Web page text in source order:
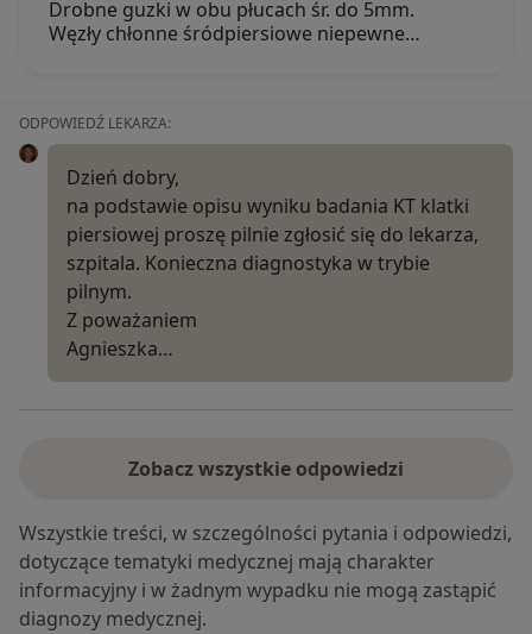
Drobne guzki w obu płucach śr. do 5mm.
Węzły chłonne śródpiersiowe niepewne…
ODPOWIEDŹ LEKARZA:
Dzień dobry,
na podstawie opisu wyniku badania KT klatki
piersiowej proszę pilnie zgłosić się do lekarza,
szpitala. Konieczna diagnostyka w trybie
pilnym.
Z poważaniem
Agnieszka…
Zobacz wszystkie odpowiedzi
Wszystkie treści, w szczególności pytania i odpowiedzi,
dotyczące tematyki medycznej mają charakter
informacyjny i w żadnym wypadku nie mogą zastąpić
diagnozy medycznej.